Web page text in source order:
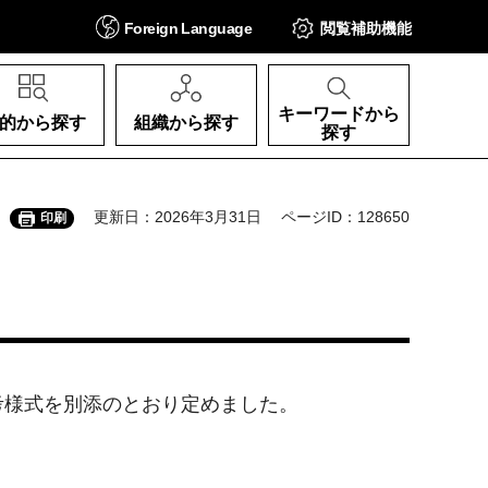
Foreign Language 閲覧補助機能
から探す 組織から探す
キーワードから
探す
印刷 更新日：2026年3月31日 ページID：128650
式を別添のとおり定めました。